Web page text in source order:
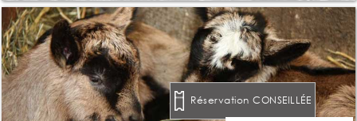
Réservation CONSEILLÉE